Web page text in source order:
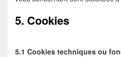
5. Cookies
5.1 Cookies techniques ou